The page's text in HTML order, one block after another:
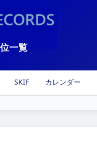
一覧
SKIF カレンダー